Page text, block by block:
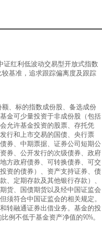
证红利低波动交易型开放式指数
基准，追求跟踪偏离度及跟踪
额、标的指数成份股、备选成份
金可少量投资于非成份股（包括
允许基金投资的股票、存托凭
行和上市交易的国债、央行票
券、中期票据、证券公司短期公
券、公开发行的次级债券、政府
方政府债券、可转换债券、可交
资的债券）、资产支持证券、债
、定期存款及其他银行存款）、
货、国债期货以及经中国证监会
须符合中国证监会的相关规定。
转融通证券出借业务。基金的投
例不低于基金资产净值的90%。